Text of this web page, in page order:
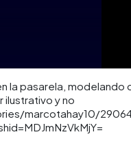
la pasarela, modelando
y no
marcotahay10/